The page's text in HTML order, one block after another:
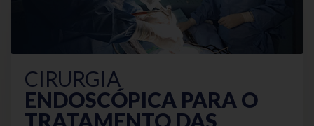
CIRURGIA
ENDOSCÓPICA PARA O
TRATAMENTO DAS